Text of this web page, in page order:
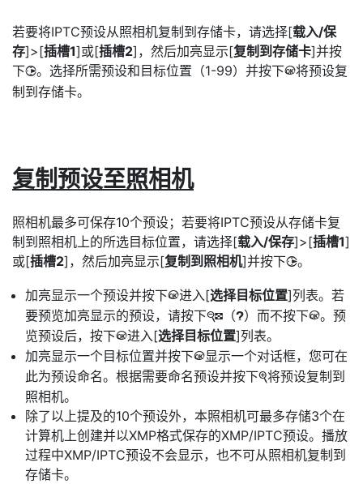
若要将IPTC预设从照相机复制到存储卡，请选择[载入/保
存]>[插槽1]或[插槽2]，然后加亮显示[复制到存储卡]并按
下2。选择所需预设和目标位置（1-99）并按下J将预设复
制到存储卡。
复制预设至照相机
照相机最多可保存10个预设；若要将IPTC预设从存储卡复
制到照相机上的所选目标位置，请选择[载入/保存]>[插槽1]
或[插槽2]，然后加亮显示[复制到照相机]并按下2。
加亮显示一个预设并按下J进入[选择目标位置]列表。若
要预览加亮显示的预设，请按下W （Q）而不按下J。预
览预设后，按下J进入[选择目标位置]列表。
加亮显示一个目标位置并按下J显示一个对话框，您可在
此为预设命名。根据需要命名预设并按下X将预设复制到
照相机。
除了以上提及的10个预设外，本照相机可最多存储3个在
计算机上创建并以XMP格式保存的XMP/IPTC预设。播放
过程中XMP/IPTC预设不会显示，也不可从照相机复制到
存储卡。